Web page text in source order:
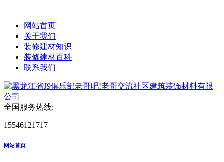
网站首页
关于我们
装修建材知识
装修建材百科
联系我们
全国服务热线:
15546121717
网站首页